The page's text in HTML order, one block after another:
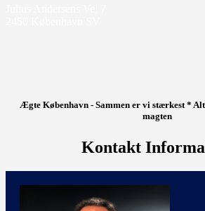
Ægte København - Sammen er vi stærkest *
magten
Kontakt